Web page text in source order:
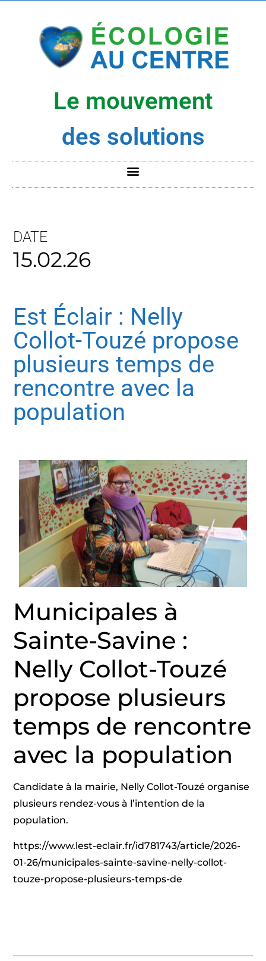
Le mouvement
des solutions
DATE
15.02.26
Est Éclair : Nelly
Collot-Touzé propose
plusieurs temps de
rencontre avec la
population
Municipales à
Sainte-Savine :
Nelly Collot-Touzé
propose plusieurs
temps de rencontre
avec la population
Candidate à la mairie, Nelly Collot-Touzé organise
plusieurs rendez-vous à l’intention de la
population.
https://www.lest-eclair.fr/id781743/article/2026-
01-26/municipales-sainte-savine-nelly-collot-
touze-propose-plusieurs-temps-de